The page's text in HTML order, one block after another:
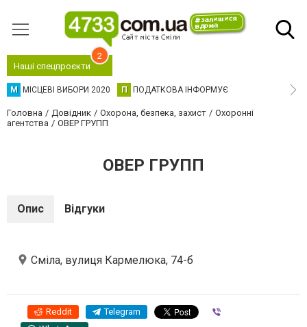
Наші спецпроєкти
2
М МІСЦЕВІ ВИБОРИ 2020 П ПОДАТКОВА ІНФОРМУЄ
Головна Довідник Охорона, безпека, захист
Охоронні
агентства
ОВЕР ГРУПП
ОВЕР ГРУПП
Опис Відгуки
Сміла, вулиця Кармелюка, 74-б
Reddit Telegram